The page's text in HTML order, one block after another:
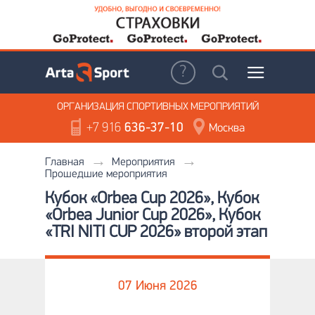
ОРГАНИЗАЦИЯ СПОРТИВНЫХ МЕРОПРИЯТИЙ
+7 916636-37-10 Москва
Главная
Мероприятия
Прошедшие мероприятия
Кубок «Orbea Cup 2026», Кубок
«Orbea Junior Cup 2026», Кубок
«TRI NITI CUP 2026» второй этап
07 Июня 2026